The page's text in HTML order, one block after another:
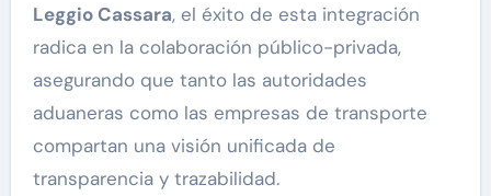
Leggio Cassara, el éxito de esta integración
radica en la colaboración público-privada,
asegurando que tanto las autoridades
aduaneras como las empresas de transporte
compartan una visión unificada de
transparencia y trazabilidad.